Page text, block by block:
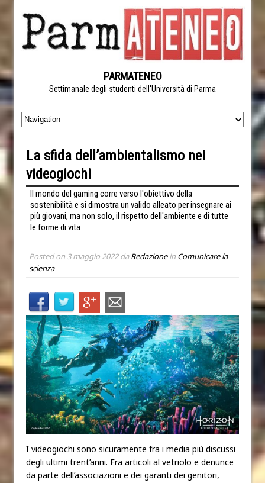
PARMATENEO
Settimanale degli studenti dell'Università di Parma
La sfida dell’ambientalismo nei
videogiochi
Il mondo del gaming corre verso l'obiettivo della
sostenibilità e si dimostra un valido alleato per insegnare ai
più giovani, ma non solo, il rispetto dell'ambiente e di tutte
le forme di vita
Posted on 3 maggio 2022daRedazionein Comunicare la
scienza
I videogiochi sono sicuramente fra i media più discussi
degli ultimi trent’anni. Fra articoli al vetriolo e denunce
da parte dell’associazioni e dei garanti dei genitori,